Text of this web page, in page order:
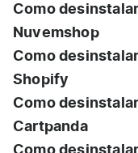
Como
Nuvemshop
Como
Shopify
Como
Cartpanda
Como